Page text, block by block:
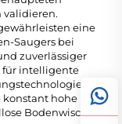
validieren.
eine
Saugers bei
zuverlässiger
für intelligente
konstant hohe
Bodenwischer